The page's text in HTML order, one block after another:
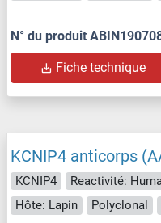
N° du produit
Fiche technique
KCNIP4 anticorps
KCNIP4 Reactivité:
Hôte: Lapin
Polyclonal